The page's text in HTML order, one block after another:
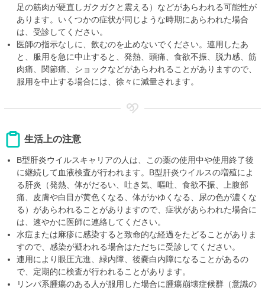
足の筋肉が硬直しガクガクと震える）などがあらわれる可能性が
あります。いくつかの症状が同じような時期にあらわれた場合
は、受診してください。
医師の指示なしに、飲むのを止めないでください。連用したあ
と、服用を急に中止すると、発熱、頭痛、食欲不振、脱力感、筋
肉痛、関節痛、ショックなどがあらわれることがありますので、
服用を中止する場合には、徐々に減量されます。
生活上の注意
B型肝炎ウイルスキャリアの人は、この薬の使用中や使用終了後
に継続して血液検査が行われます。B型肝炎ウイルスの増殖によ
る肝炎（発熱、体がだるい、吐き気、嘔吐、食欲不振、上腹部
痛、皮膚や白目が黄色くなる、体がかゆくなる、尿の色が濃くな
る）があらわれることがありますので、症状があらわれた場合に
は、速やかに医師に連絡してください。
水痘または麻疹に感染すると致命的な経過をたどることがありま
すので、感染が疑われる場合はただちに受診してください。
連用により眼圧亢進、緑内障、後嚢白内障になることがあるの
で、定期的に検査が行われることがあります。
リンパ系腫瘍のある人が服用した場合に腫瘍崩壊症候群（意識の